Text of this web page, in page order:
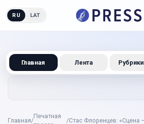
RU LAT
Главная/
Печатная
/Стас Флоренцев: «Сцена
Главная Лента Рубрики